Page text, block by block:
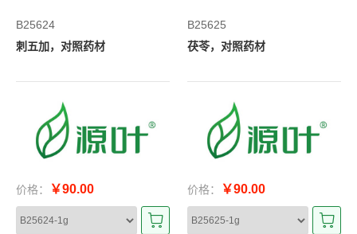
B25624
刺五加，对照药材
价格： ￥90.00
B25625
茯苓，对照药材
价格： ￥90.00